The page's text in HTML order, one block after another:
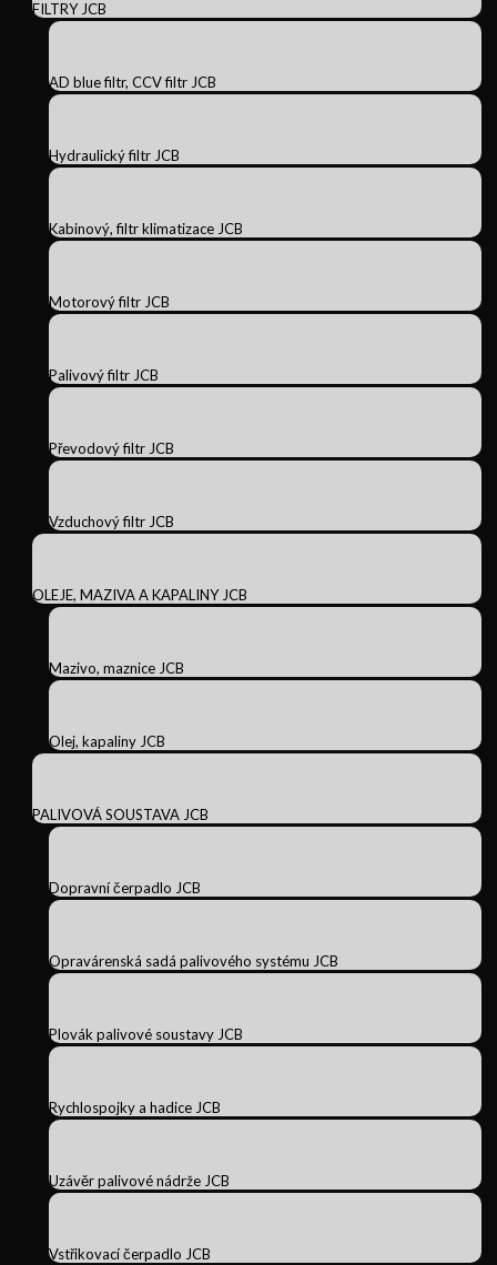
FILTRY JCB
AD blue filtr, CCV filtr JCB
Hydraulický filtr JCB
Kabinový, filtr klimatizace JCB
Motorový filtr JCB
Palivový filtr JCB
Převodový filtr JCB
Vzduchový filtr JCB
OLEJE, MAZIVA A KAPALINY JCB
Mazivo, maznice JCB
Olej, kapaliny JCB
PALIVOVÁ SOUSTAVA JCB
Dopravní čerpadlo JCB
Opravárenská sadá palivového systému JCB
Plovák palivové soustavy JCB
Rychlospojky a hadice JCB
Uzávěr palivové nádrže JCB
Vstřikovací čerpadlo JCB